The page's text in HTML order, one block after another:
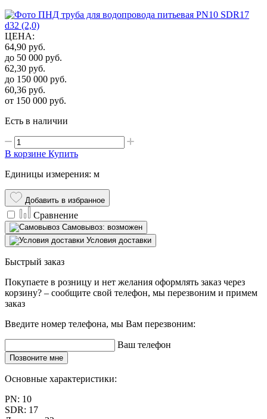
ЦЕНА:
64,90 руб.
до 50 000 руб.
62,30 руб.
до 150 000 руб.
60,36 руб.
от 150 000 руб.
Есть в наличии
В корзине Купить
Единицы измерения: м
Добавить в избранное
Сравнение
Самовывоз: возможен
Условия доставки
Быстрый заказ
Покупаете в розницу и нет желания оформлять заказ через
корзину? – сообщите свой телефон, мы перезвоним и примем
заказ
Введите номер телефона, мы Вам перезвоним:
Ваш телефон
Позвоните мне
Основные характеристики:
PN: 10
SDR: 17